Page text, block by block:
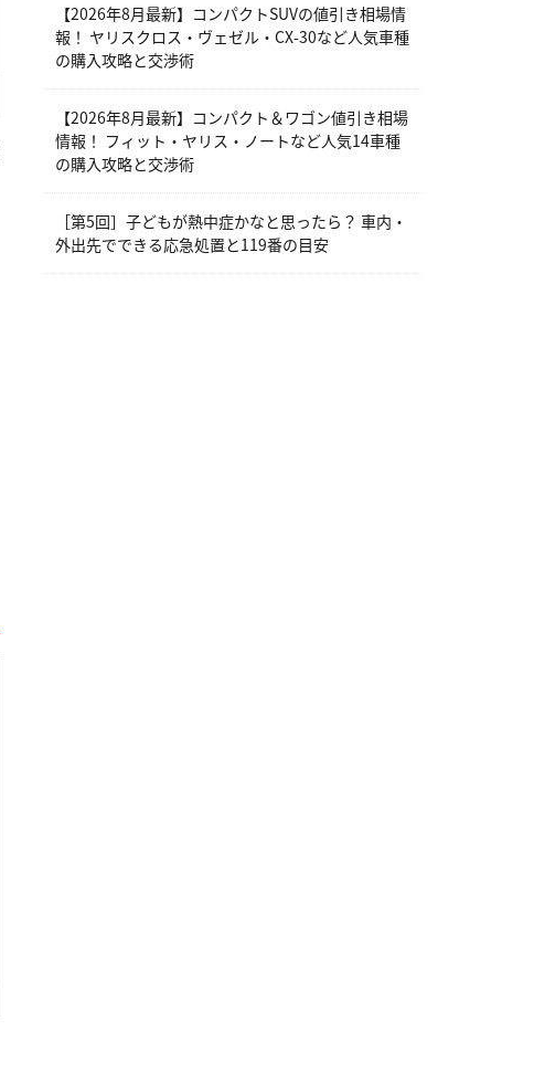
【2026年8月最新】コンパクトSUVの値引き相場情
報！ ヤリスクロス・ヴェゼル・CX-30など人気車種
の購入攻略と交渉術
【2026年8月最新】コンパクト＆ワゴン値引き相場
情報！ フィット・ヤリス・ノートなど人気14車種
の購入攻略と交渉術
［第5回］子どもが熱中症かなと思ったら？ 車内・
外出先でできる応急処置と119番の目安